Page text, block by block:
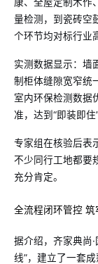
量检测，到瓷砖空
个环节均对标行业
实测数据显示：墙
制柜体缝隙宽窄统
室内环保检测数据
准，达到“即装即住
专家组在核验后表
不少同行工地都要
充分肯定。
全流程闭环管控
据介绍，齐家典尚
线”，建立了一套成